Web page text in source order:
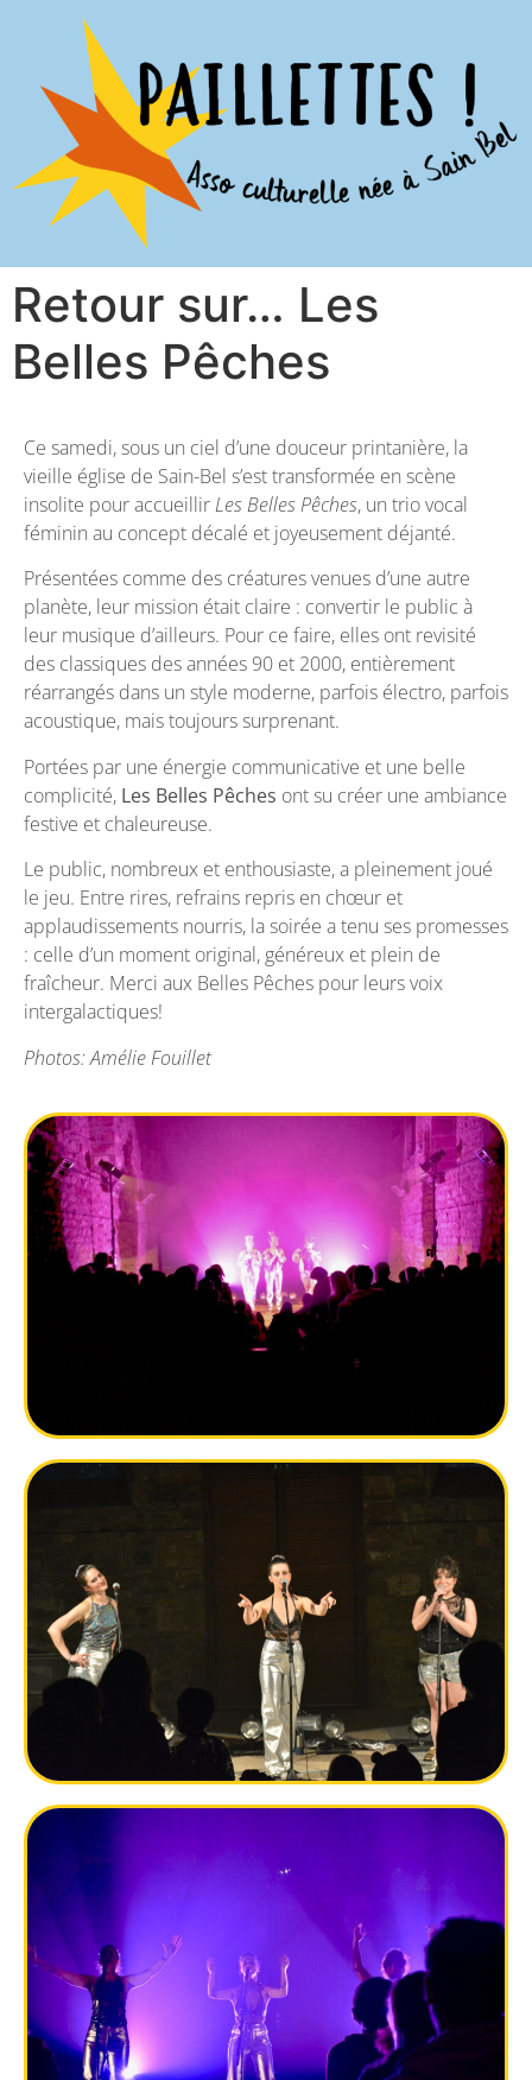
Retour sur… Les
Belles Pêches
Ce samedi, sous un ciel d’une douceur printanière, la
vieille église de Sain-Bel s’est transformée en scène
insolite pour accueillirLes Belles Pêches, un trio vocal
féminin au concept décalé et joyeusement déjanté.
Présentées comme des créatures venues d’une autre
planète, leur mission était claire : convertir le public à
leur musique d’ailleurs. Pour ce faire, elles ont revisité
des classiques des années 90 et 2000, entièrement
réarrangés dans un style moderne, parfois électro, parfois
acoustique, mais toujours surprenant.
Portées par une énergie communicative et une belle
complicité, Les Belles Pêches ont su créer une ambiance
festive et chaleureuse.
Le public, nombreux et enthousiaste, a pleinement joué
le jeu. Entre rires, refrains repris en chœur et
applaudissements nourris, la soirée a tenu ses promesses
: celle d’un moment original, généreux et plein de
fraîcheur. Merci aux Belles Pêches pour leurs voix
intergalactiques!
Photos: Amélie Fouillet